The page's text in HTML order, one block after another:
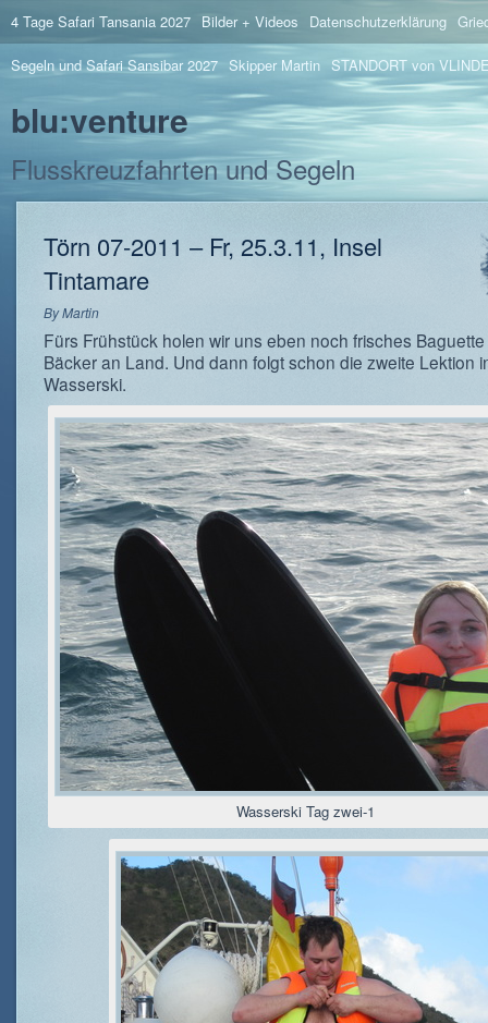
4 Tage Safari Tansania 2027 Bilder + Videos Datenschutzerklärung
Segeln und Safari Sansibar 2027 Skipper Martin STANDORT von
blu:venture
Flusskreuzfahrten und Segeln
Törn 07-2011 – Fr, 25.3.11, Insel
Tintamare
ByMartin
Fürs Frühstück holen wir uns eben noch frisches
Bäcker an Land. Und dann folgt schon die zweite Lektion
Wasserski.
Wasserski Tag zwei-1